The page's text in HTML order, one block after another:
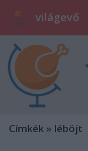
világevő
Címkék » léböjt